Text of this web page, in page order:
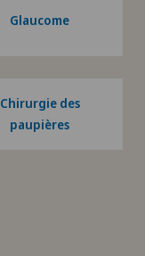
Glaucome
Chirurgie des
paupières